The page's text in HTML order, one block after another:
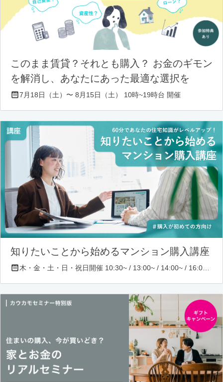
このまま賃貸？それとも購入？ お金のギモン
を解消し、あなたにあった最適な選択を
7月18日（土）〜 8月15日（土） 10時~19時台 開催
知りたいことから始めるマンション購入講座